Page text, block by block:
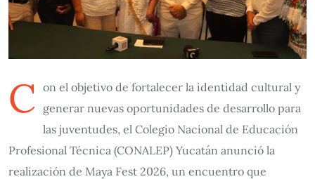
C on el objetivo de fortalecer la identidad cultural y
generar nuevas oportunidades de desarrollo para
las juventudes, el Colegio Nacional de Educación
Profesional Técnica (CONALEP) Yucatán anunció la
realización de Maya Fest 2026, un encuentro que